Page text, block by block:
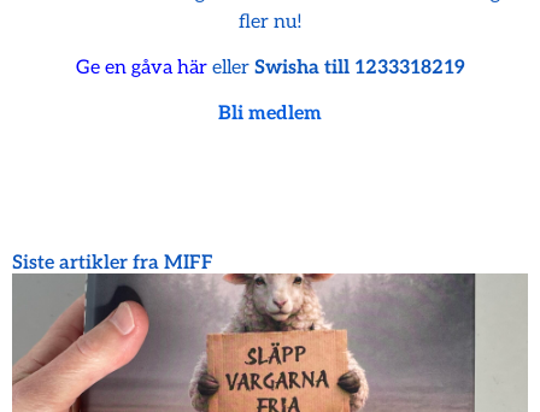
fler nu!
Ge en gåva häreller Swisha till 1233318219
Bli medlem
Siste artikler fra MIFF